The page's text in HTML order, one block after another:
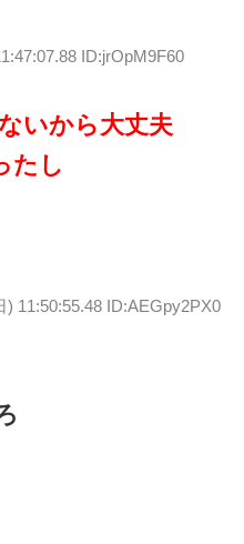
ID:jrOpM9F60
いから大丈夫
たし
) 11:50:55.48 ID:AEGpy2PX0